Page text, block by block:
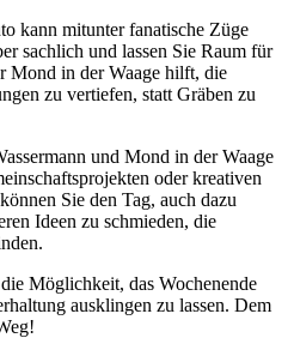
kann mitunter fanatische Züge
sachlich und lassen Sie Raum für
Mond in der Waage hilft, die
zu vertiefen, statt Gräben zu
und Mond in der Waage
oder kreativen
Sie den Tag, auch dazu
Ideen zu schmieden, die
Möglichkeit, das Wochenende
ausklingen zu lassen. Dem